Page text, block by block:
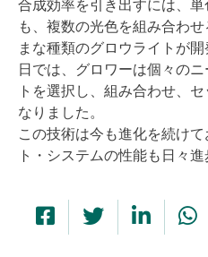
合成効率を引き出すには、
も、複数の光色を組み合わ
まな種類のグロウライトが
日では、グロワーは個々の
トを選択し、組み合わせ、
なりました。
この技術は今も進化を続け
ト・システムの性能も日々進